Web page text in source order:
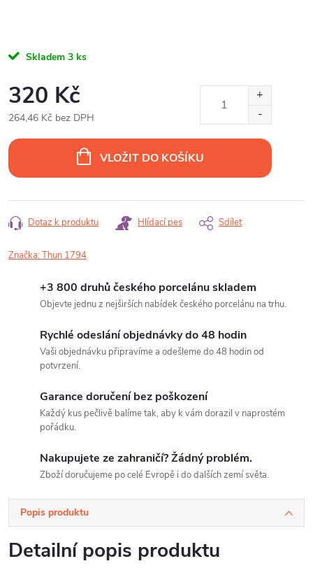
Skladem 3 ks
320 Kč
264,46 Kč bez DPH
cena:
VLOŽIT DO KOŠÍKU
Dotaz k produktu Hlídací pes Sdílet
Značka:Thun 1794
+3 800 druhů českého porcelánu skladem
Objevte jednu z nejširších nabídek českého porcelánu na trhu.
Rychlé odeslání objednávky do 48 hodin
Vaši objednávku připravíme a odešleme do 48 hodin od
potvrzení.
Garance doručení bez poškození
Každý kus pečlivě balíme tak, aby k vám dorazil v naprostém
pořádku.
Nakupujete ze zahraničí? Žádný problém.
Zboží doručujeme po celé Evropě i do dalších zemí světa.
Popis produktu
Detailní popis produktu